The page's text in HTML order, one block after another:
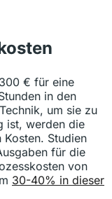
€ für eine
in den
um sie zu
ist, werden die
Studien
für die
von
30-40% in dieser